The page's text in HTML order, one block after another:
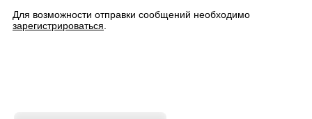
Для возможности отправки сообщений необходимо
зарегистрироваться